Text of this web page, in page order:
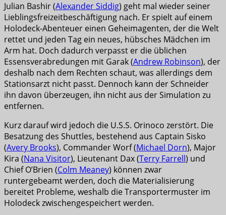
Julian Bashir (Alexander Siddig) geht mal wieder seiner
Lieblingsfreizeitbeschäftigung nach. Er spielt auf einem
Holodeck-Abenteuer einen Geheimagenten, der die Welt
rettet und jeden Tag ein neues, hübsches Mädchen im
Arm hat. Doch dadurch verpasst er die üblichen
Essensverabredungen mit Garak (Andrew Robinson), der
deshalb nach dem Rechten schaut, was allerdings dem
Stationsarzt nicht passt. Dennoch kann der Schneider
ihn davon überzeugen, ihn nicht aus der Simulation zu
entfernen.
Kurz darauf wird jedoch die U.S.S. Orinoco zerstört. Die
Besatzung des Shuttles, bestehend aus Captain Sisko
(Avery Brooks), Commander Worf (Michael Dorn), Major
Kira (Nana Visitor), Lieutenant Dax (Terry Farrell) und
Chief O’Brien (Colm Meaney) können zwar
runtergebeamt werden, doch die Materialisierung
bereitet Probleme, weshalb die Transportermuster im
Holodeck zwischengespeichert werden.